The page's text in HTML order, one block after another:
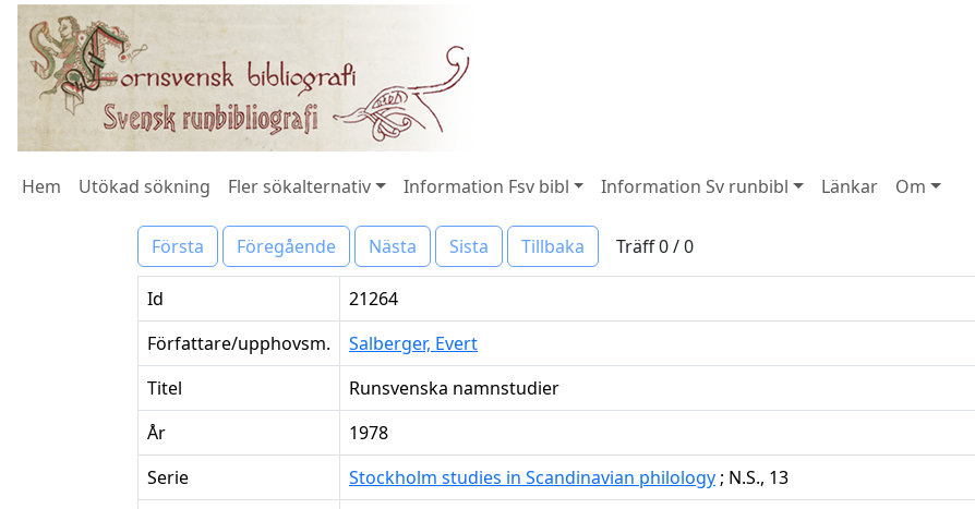
Hem Utökad sökning Fler sökalternativ Information Fsv bibl Information Sv runbibl Länkar Om
Första Föregående Nästa Sista Tillbaka Träff 0 / 0
Id
21264
Författare/upphovsm.
Salberger, Evert
Titel
Runsvenska namnstudier
År
1978
Serie
Stockholm studies in Scandinavian philology ; N.S., 13